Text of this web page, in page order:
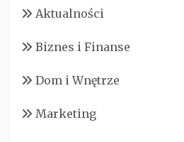
Aktualności
Biznes i Finanse
Dom i Wnętrze
Marketing